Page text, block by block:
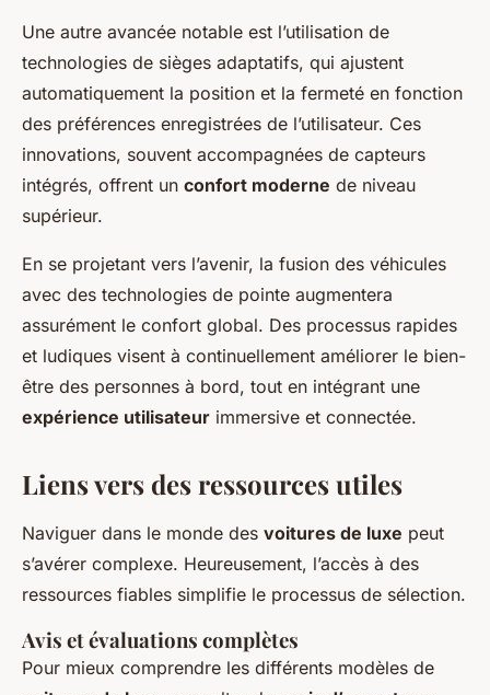
Une autre avancée notable est l’utilisation de
technologies de sièges adaptatifs, qui ajustent
automatiquement la position et la fermeté en fonction
des préférences enregistrées de l’utilisateur. Ces
innovations, souvent accompagnées de capteurs
intégrés, offrent un confort moderne de niveau
supérieur.
En se projetant vers l’avenir, la fusion des véhicules
avec des technologies de pointe augmentera
assurément le confort global. Des processus rapides
et ludiques visent à continuellement améliorer le bien-
être des personnes à bord, tout en intégrant une
expérience utilisateur immersive et connectée.
Liens vers des ressources utiles
Naviguer dans le monde des voitures de luxe peut
s’avérer complexe. Heureusement, l’accès à des
ressources fiables simplifie le processus de sélection.
Avis et évaluations complètes
Pour mieux comprendre les différents modèles de